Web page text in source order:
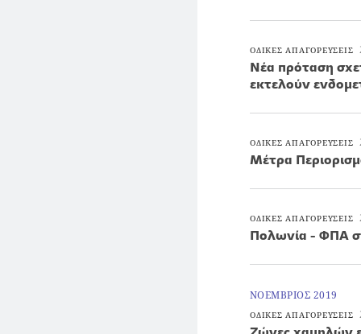
ΟΔΙΚΕΣ ΑΠΑΓΟΡΕΥΣΕΙΣ
Νέα πρόταση
εκτελούν
ΟΔΙΚΕΣ ΑΠΑΓΟΡΕΥΣΕΙΣ
Μέτρα
ΟΔΙΚΕΣ ΑΠΑΓΟΡΕΥΣΕΙΣ
Πολωνία - ΦΠΑ
ΝΟΕΜΒΡΙΟΣ 2019
ΟΔΙΚΕΣ ΑΠΑΓΟΡΕΥΣΕΙΣ